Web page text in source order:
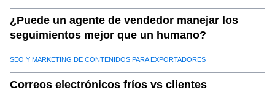
¿Puede un agente de vendedor manejar los
seguimientos mejor que un humano?
SEO Y MARKETING DE CONTENIDOS PARA EXPORTADORES
Correos electrónicos fríos vs clientes